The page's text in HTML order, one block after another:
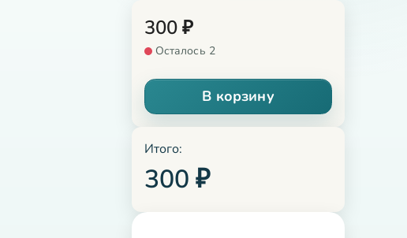
300₽
Осталось 2
В корзину
Итого:
300 ₽